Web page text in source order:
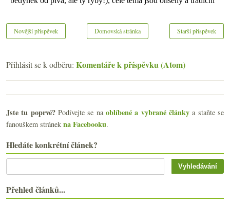
Novější příspěvek Starší příspěvek
Domovská stránka
Přihlásit se k odběru: Komentáře k příspěvku (Atom)
Jste tu poprvé?Podívejte se naoblíbené a vybrané články a staňte se
fanouškem stránek na Facebooku.
Hledáte konkrétní článek?
Přehled článků...